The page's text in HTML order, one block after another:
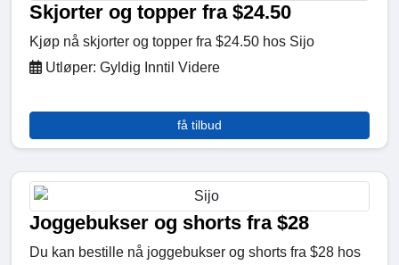
Skjorter og topper fra $24.50
Kjøp nå skjorter og topper fra $24.50 hos Sijo
Utløper: Gyldig Inntil Videre
få tilbud
Joggebukser og shorts fra $28
Du kan bestille nå joggebukser og shorts fra $28 hos